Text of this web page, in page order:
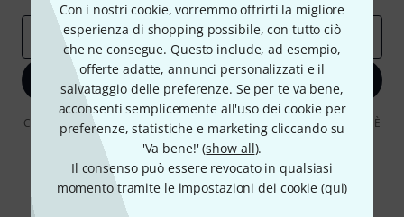
Con i nostri cookie, vorremmo offrirti la migliore
esperienza di shopping possibile, con tutto ciò
che ne consegue. Questo include, ad esempio,
offerte adatte, annunci personalizzati e il
salvataggio delle preferenze. Se per te va bene,
acconsenti semplicemente all'uso dei cookie per
preferenze, statistiche e marketing cliccando su
'Va bene!' (show all).
Il consenso può essere revocato in qualsiasi
momento tramite le impostazioni dei cookie (qui)
Indirizzo e-mail *
Iscriviti ora
Cliccando su "Iscriviti ora", lei accetta di ricevere pubblicità via e-mail. È
possibile annullare l'iscrizione in qualsiasi momento. Può trovare
ulteriori informazioni sulla newsletter nelle nostre linee guida per la
protezione dei datidata protection guideline.
* Richiesto